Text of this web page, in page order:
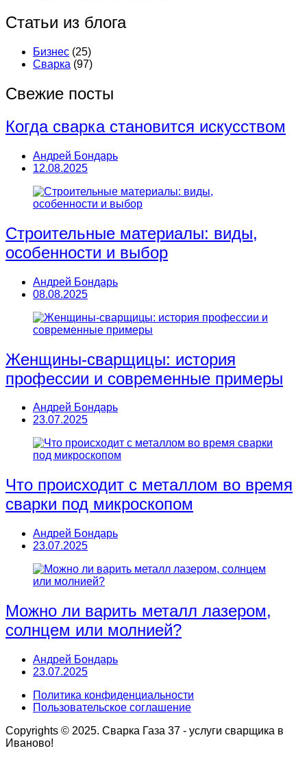
Статьи из блога
Бизнес (25)
Сварка (97)
Свежие посты
Когда сварка становится искусством
Андрей Бондарь
12.08.2025
Строительные материалы: виды,
особенности и выбор
Андрей Бондарь
08.08.2025
Женщины-сварщицы: история
профессии и современные примеры
Андрей Бондарь
23.07.2025
Что происходит с металлом во время
сварки под микроскопом
Андрей Бондарь
23.07.2025
Можно ли варить металл лазером,
солнцем или молнией?
Андрей Бондарь
23.07.2025
Политика конфиденциальности
Пользовательское соглашение
Copyrights © 2025. Сварка Газа 37 - услуги сварщика в
Иваново!